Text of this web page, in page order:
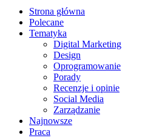
Strona główna
Polecane
Tematyka
Digital Marketing
Design
Oprogramowanie
Porady
Recenzje i opinie
Social Media
Zarządzanie
Najnowsze
Praca